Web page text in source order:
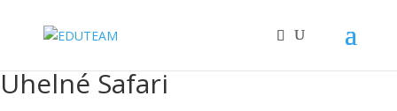
Uhelné Safari